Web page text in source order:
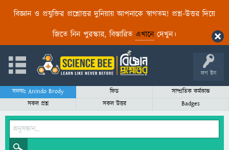
বিজ্ঞান ও প্রযুক্তির প্রশ্নোত্তর দুনিয়ায় আপনাকে স্বাগতম! প্রশ্ন-উত্তর দিয়ে
জিতে নিন পুরস্কার, বিস্তারিত এখানেদেখুন।
লগ ইন
সদস্যঃ Anindo Brody ফিড
সাম্প্রতিক কর্মকান্ড
সকল প্রশ্ন
সকল উত্তর Badges